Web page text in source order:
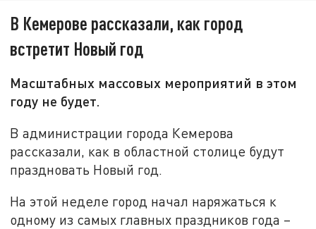
В Кемерове рассказали, как город
встретит Новый год
Масштабных массовых мероприятий в этом
году не будет.
В администрации города Кемерова
рассказали, как в областной столице будут
праздновать Новый год.
На этой неделе город начал наряжаться к
одному из самых главных праздников года –